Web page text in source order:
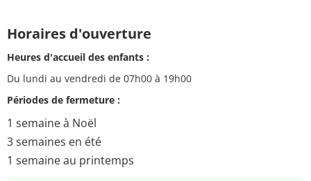
Horaires d'ouverture
Heures d'accueil des enfants :
Du lundi au vendredi de 07h00 à 19h00
Périodes de fermeture :
1 semaine à Noël
3 semaines en été
1 semaine au printemps